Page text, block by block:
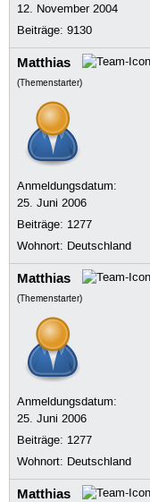
12. November 2004
Beiträge:9130
Matthias
(Themenstarter)
Anmeldungsdatum:
25. Juni 2006
Beiträge: 1277
Wohnort: Deutschland
Matthias
(Themenstarter)
Anmeldungsdatum:
25. Juni 2006
Beiträge: 1277
Wohnort: Deutschland
Matthias